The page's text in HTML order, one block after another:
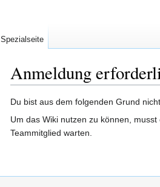
Anmeldung
Zur
Navigation
springen
Zur
Suche
springen
Du bist aus dem folgenden Grund
Um das Wiki nutzen zu können,
Teammitglied warten.
Spezialseite